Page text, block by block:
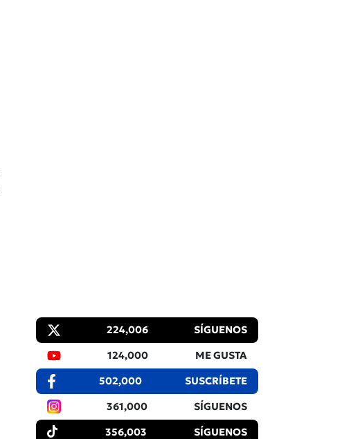
224,006 SÍGUENOS
124,000 ME GUSTA
502,000 SUSCRÍBETE
361,000 SÍGUENOS
356,003 SÍGUENOS